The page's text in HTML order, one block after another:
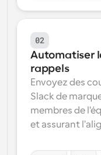
02
Automatiser
rappels
Envoyez des
Slack de
membres de
et assurant